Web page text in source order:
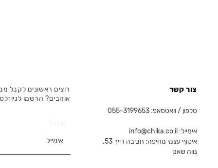
רוצים ראשונים לקבל
אוהבים? הרשמו
צור קשר
טלפון / וואטסאפ: 055-3199653
אימייל: info@chika.co.il
איסוף עצמי מחיפה: חביבה רייך 53,
נווה שאנן